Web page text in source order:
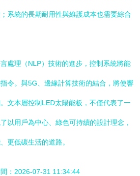
系統的長期耐用性與維護成本也需要綜合
處理（NLP）技術的進步，控制系統將能
令。與5G、邊緣計算技術的結合，將使響
文本層控制LED太陽能板，不僅代表了一
以用戶為中心、綠色可持續的設計理念，
更低碳生活的道路。
：2026-07-31 11:34:44